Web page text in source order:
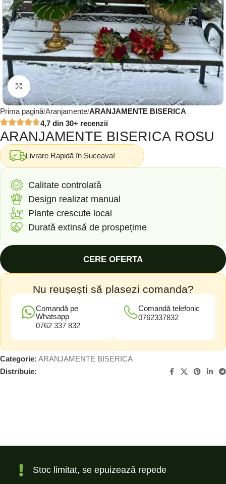
Click to enlarge
Prima pagină Aranjamente ARANJAMENTE BISERICA
4,7 din 30+ recenzii
ARANJAMENTE BISERICA ROSU
Livrare Rapidă în Suceava!
Calitate controlată
Design realizat manual
Plante crescute local
Durată extinsă de prospețime
CERE OFERTA
Nu reușești să plasezi comanda?
Comandă pe
Whatsapp
0762 337 832
Comandă telefonic
0762337832
Categorie: ARANJAMENTE BISERICA
Distribuie:
Stoc limitat, se epuizează repede